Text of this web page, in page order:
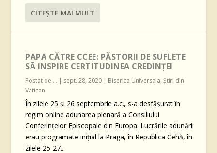
CITEŞTE MAI MULT
PAPA CĂTRE CCEE: PĂSTORII DE SUFLETE
SĂ INSPIRE CERTITUDINEA CREDINȚEI
Postat de ... | sept. 28, 2020 | Biserica Universala,Știri din
Vatican
În zilele 25 și 26 septembrie a.c., s-a desfășurat în
regim online adunarea plenară a Consiliului
Conferințelor Episcopale din Europa. Lucrările adunării
erau programate inițial la Praga, în Republica Cehă, în
zilele 25-27...